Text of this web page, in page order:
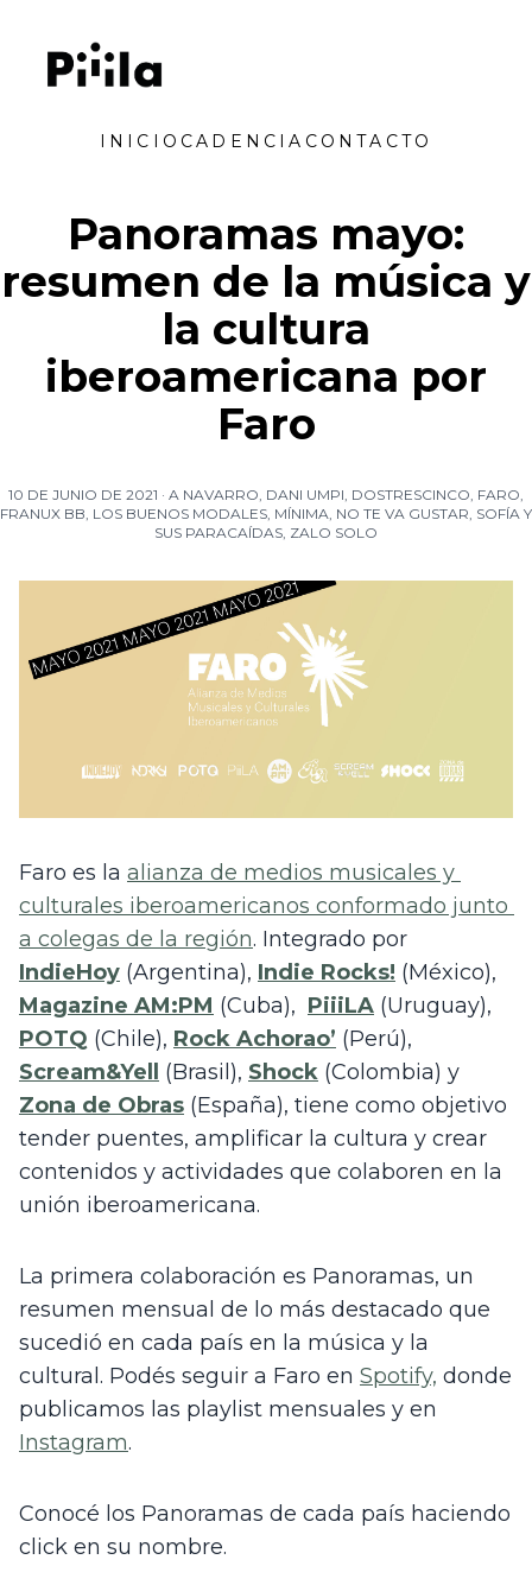
INICIO CADENCIA CONTACTO
Panoramas mayo:
resumen de la música y
la cultura
iberoamericana por
Faro
10 DE JUNIO DE 2021 · A NAVARRO DANI UMPI DOSTRESCINCO FARO
FRANUX BB LOS BUENOS MODALES MÍNIMA NO TE VA GUSTAR SOFÍA Y
SUS PARACAÍDAS ZALO SOLO
Faro es la alianza de medios musicales y
culturales iberoamericanos conformado junto
a colegas de la región
IndieHoy (Argentina), Indie Rocks!
Magazine AM:PM (Cuba), PiiiLA
POTQ (Chile), Rock Achorao’
Scream&Yell (Brasil), Shock
Zona de Obras (España), tiene como objetivo
tender puentes, amplificar la cultura y crear
contenidos y actividades que colaboren en la
unión iberoamericana.
La primera colaboración es Panoramas, un
resumen mensual de lo más destacado que
sucedió en cada país en la música y la
cultural. Podés seguir a Faro en Spotify, donde
Instagram.
Conocé los Panoramas de cada país haciendo
click en su nombre.